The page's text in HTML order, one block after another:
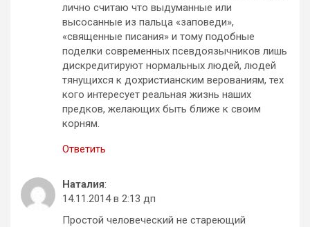
лично считаю что выдуманные или
высосанные из пальца «заповеди»,
«священные писания» и тому подобные
поделки современных псевдоязычников лишь
дискредитируют нормальных людей, людей
тянущихся к дохристианским верованиям, тех
кого интересует реальная жизнь наших
предков, желающих быть ближе к своим
корням.
Ответить
Наталия:
14.11.2014 в 2:13 дп
Простой человеческий не стареющий